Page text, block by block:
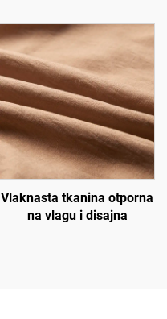
Vlaknasta tkanina otporna
na vlagu i disajna